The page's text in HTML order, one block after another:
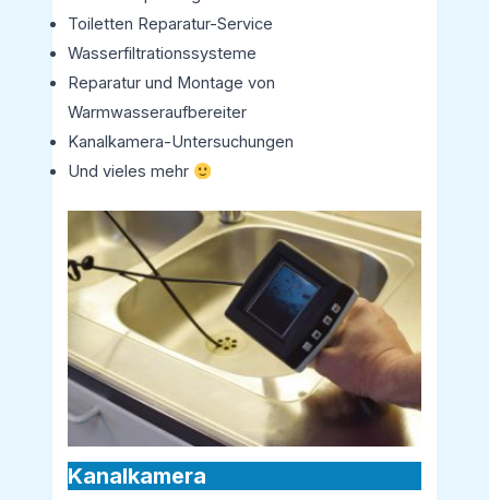
Toiletten Reparatur-Service
Wasserfiltrationssysteme
Reparatur und Montage von
Warmwasseraufbereiter
Kanalkamera-Untersuchungen
Und vieles mehr
Kanalkamera